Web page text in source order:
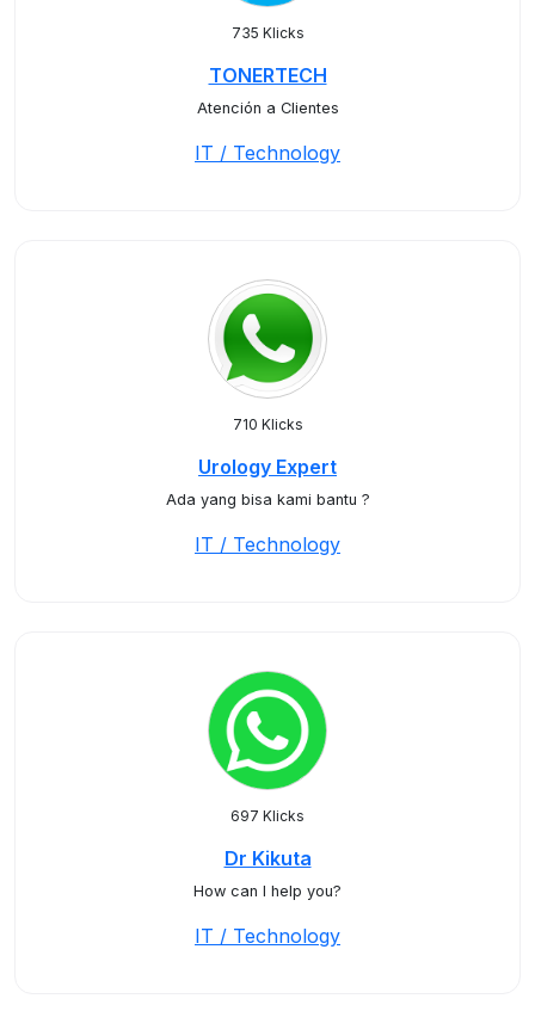
735 Klicks
TONERTECH
Atención a Clientes
IT / Technology
710 Klicks
Urology Expert
Ada yang bisa kami bantu ?
IT / Technology
697 Klicks
Dr Kikuta
How can I help you?
IT / Technology